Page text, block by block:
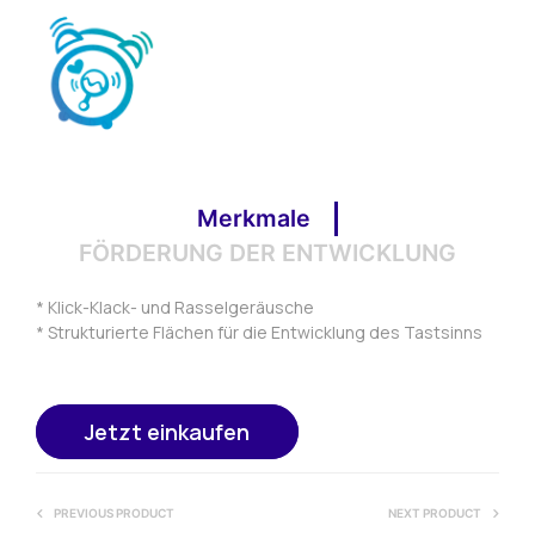
Merkmale
FÖRDERUNG DER ENTWICKLUNG
* Klick-Klack- und Rasselgeräusche
* Strukturierte Flächen für die Entwicklung des Tastsinns
Jetzt einkaufen
PREVIOUS PRODUCT NEXT PRODUCT